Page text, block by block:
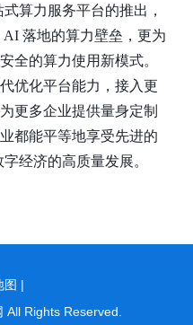
算力服务平台的推出，
落地的算力壁垒，更为
全的算力使用新模式。
优化平台能力，接入更
更多企业提供量身定制
都能平等地享受先进的
经济的高质量发展。
图 |
Rights Reserved.